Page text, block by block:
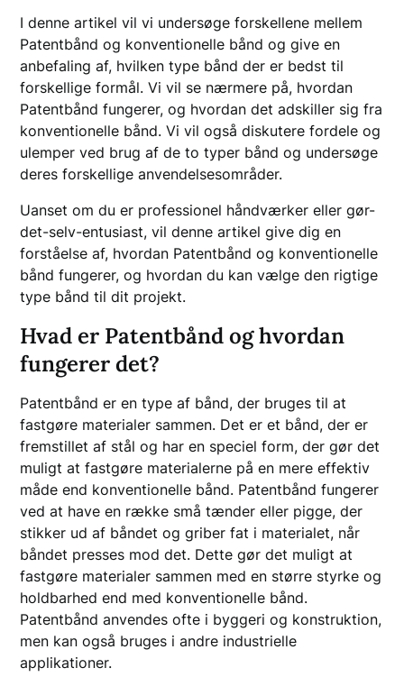
I denne artikel vil vi undersøge forskellene mellem
Patentbånd og konventionelle bånd og give en
anbefaling af, hvilken type bånd der er bedst til
forskellige formål. Vi vil se nærmere på, hvordan
Patentbånd fungerer, og hvordan det adskiller sig fra
konventionelle bånd. Vi vil også diskutere fordele og
ulemper ved brug af de to typer bånd og undersøge
deres forskellige anvendelsesområder.
Uanset om du er professionel håndværker eller gør-
det-selv-entusiast, vil denne artikel give dig en
forståelse af, hvordan Patentbånd og konventionelle
bånd fungerer, og hvordan du kan vælge den rigtige
type bånd til dit projekt.
Hvad er Patentbånd og hvordan
fungerer det?
Patentbånd er en type af bånd, der bruges til at
fastgøre materialer sammen. Det er et bånd, der er
fremstillet af stål og har en speciel form, der gør det
muligt at fastgøre materialerne på en mere effektiv
måde end konventionelle bånd. Patentbånd fungerer
ved at have en række små tænder eller pigge, der
stikker ud af båndet og griber fat i materialet, når
båndet presses mod det. Dette gør det muligt at
fastgøre materialer sammen med en større styrke og
holdbarhed end med konventionelle bånd.
Patentbånd anvendes ofte i byggeri og konstruktion,
men kan også bruges i andre industrielle
applikationer.